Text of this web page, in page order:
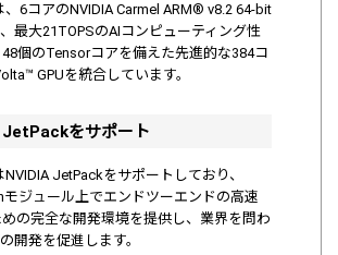
、6コアのNVIDIA Carmel ARM® v8.2 64-bit
最大21TOPSのAIコンピューティング性
個のTensorコアを備えた先進的な384コ
GPUを統合しています。
JetPackをサポート
NVIDIA JetPackをサポートしており、
ジュール上でエンドツーエンドの高速
の完全な開発環境を提供し、業界を問わ
開発を促進します。